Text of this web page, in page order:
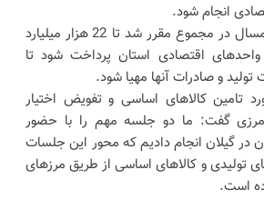
انجام شود.
وی همچنین افزود: امسال در مجموع مقرر شد تا 22 هزار میلیارد
واحدهای اقتصادی استان پرداخت شود تا
تولید و صادرات آنها مهیا شود.
تامین کالاهای اساسی و تفویض اختیار
گفت: ما دو جلسه مهم را با حضور
در گیلان انجام دادیم که محور این جلسات
تولیدی و کالاهای اساسی از طریق مرزهای
است.